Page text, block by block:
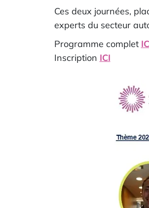
Ces deux journées,
experts du secteur
Programme complet
Inscription ICI